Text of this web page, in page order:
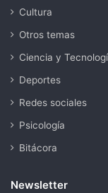
Cultura
Otros temas
Ciencia y
Deportes
Redes sociales
Psicología
Bitácora
Newsletter